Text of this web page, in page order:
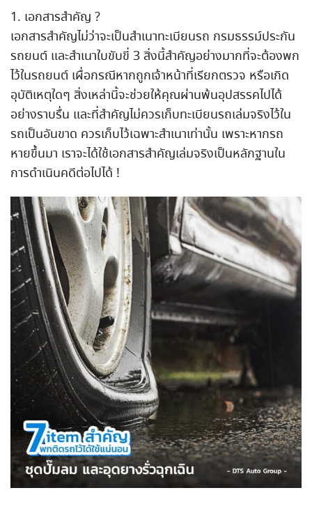
1. เอกสารสำคัญ ?
เอกสารสำคัญไม่ว่าจะเป็นสำเนาทะเบียนรถ กรมธรรม์ประกัน
รถยนต์ และสำเนาใบขับขี่ 3 สิ่งนี้สำคัญอย่างมากที่จะต้องพก
ไว้ในรถยนต์ เผื่อกรณีหากถูกเจ้าหน้าที่เรียกตรวจ หรือเกิด
อุบัติเหตุใดๆ สิ่งเหล่านี้จะช่วยให้คุณผ่านพ้นอุปสรรคไปได้
อย่างราบรื่น และที่สำคัญไม่ควรเก็บทะเบียนรถเล่มจริงไว้ใน
รถเป็นอันขาด ควรเก็บไว้เฉพาะสำเนาเท่านั้น เพราะหากรถ
หายขึ้นมา เราจะได้ใช้เอกสารสำคัญเล่มจริงเป็นหลักฐานใน
การดำเนินคดีต่อไปได้ !